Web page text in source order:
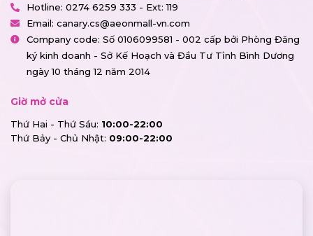
Hotline: 0274 6259 333 - Ext: 119
Email: canary.cs@aeonmall-vn.com
Company code: Số 0106099581 - 002 cấp bởi Phòng Đăng
ký kinh doanh - Sở Kế Hoạch và Đầu Tư Tỉnh Bình Dương
ngày 10 tháng 12 năm 2014
Giờ mở cửa
Thứ Hai - Thứ Sáu: 10:00-22:00
Thứ Bảy - Chủ Nhật: 09:00-22:00